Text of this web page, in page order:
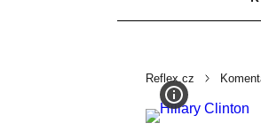
Reflex.cz